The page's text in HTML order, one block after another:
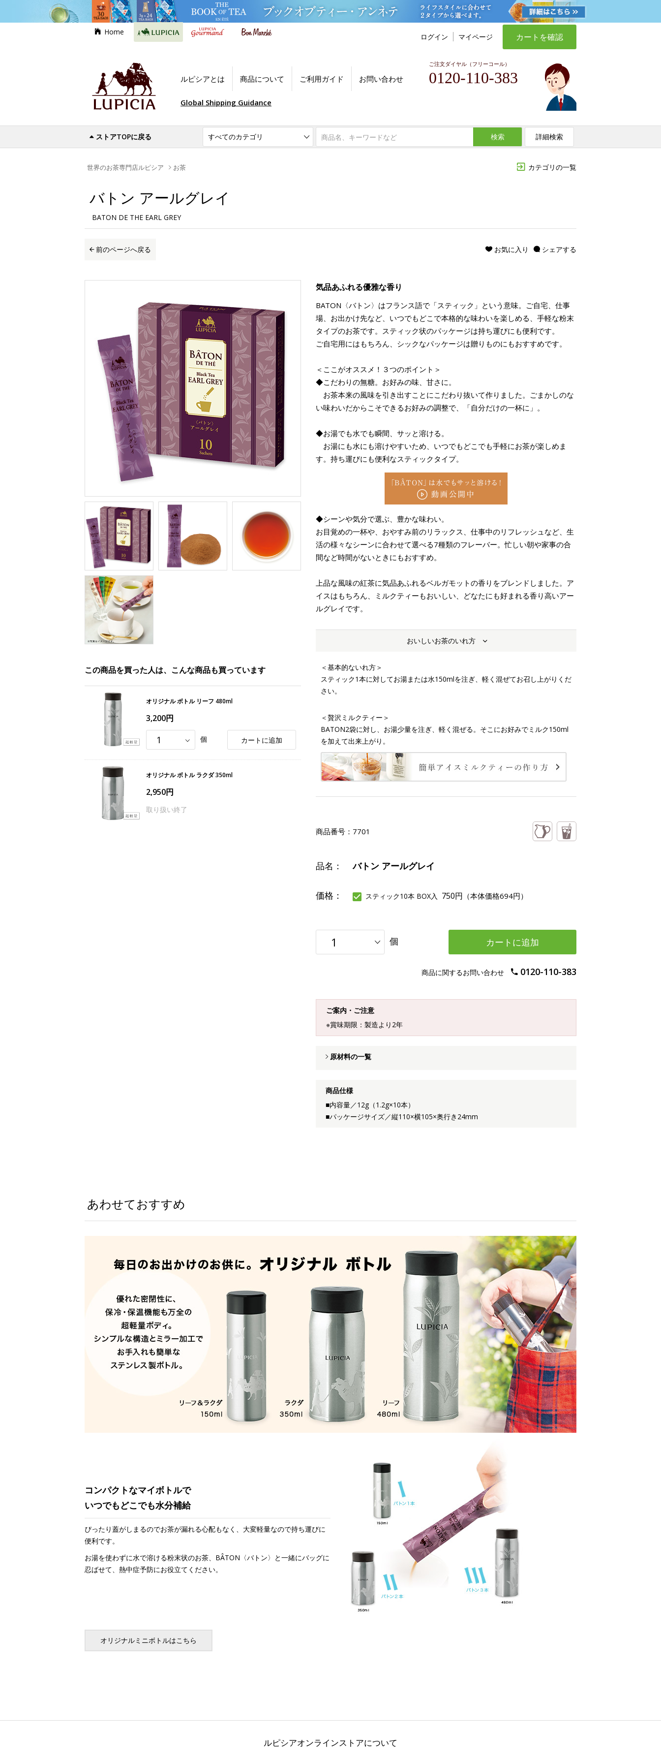
Home
ログイン マイページ カートを確認
ルピシアとは 商品について ご利用ガイド お問い合わせ
ご注文ダイヤル（フリーコール）
0120-110-383
Global Shipping Guidance
ストアTOPに戻る 検索 詳細検索
カテゴリの一覧
世界のお茶専門店ルピシア お茶
バトン アールグレイ
BATON DE THE EARL GREY
前のページへ戻る シェアする
お気に入り
気品あふれる優雅な香り
BATON〈バトン〉はフランス語で「スティック」という意味。ご自宅、仕事
場、お出かけ先など、いつでもどこで本格的な味わいを楽しめる、手軽な粉末
タイプのお茶です。スティック状のパッケージは持ち運びにも便利です。
ご自宅用にはもちろん、シックなパッケージは贈りものにもおすすめです。
＜ここがオススメ！３つのポイント＞
◆こだわりの無糖。お好みの味、甘さに。
お茶本来の風味を引き出すことにこだわり抜いて作りました。ごまかしのな
い味わいだからこそできるお好みの調整で、「自分だけの一杯に」。
◆お湯でも水でも瞬間、サッと溶ける。
お湯にも水にも溶けやすいため、いつでもどこでも手軽にお茶が楽しめま
す。持ち運びにも便利なスティックタイプ。
◆シーンや気分で選ぶ、豊かな味わい。
お目覚めの一杯や、おやすみ前のリラックス、仕事中のリフレッシュなど、生
活の様々なシーンに合わせて選べる7種類のフレーバー。忙しい朝や家事の合
間など時間がないときにもおすすめ。
上品な風味の紅茶に気品あふれるベルガモットの香りをブレンドしました。ア
イスはもちろん、ミルクティーもおいしい、どなたにも好まれる香り高いアー
ルグレイです。
おいしいお茶のいれ方
＜基本的ないれ方＞
スティック1本に対してお湯または水150mlを注ぎ、軽く混ぜてお召し上がりくだ
さい。
＜贅沢ミルクティー＞
BATON2袋に対し、お湯少量を注ぎ、軽く混ぜる。そこにお好みでミルク150ml
を加えて出来上がり。
商品番号： 7701
品名： バトン アールグレイ
価格： スティック10本 BOX入 750円 （本体価格694円）
個 カートに追加
商品に関するお問い合わせ 0120-110-383
ご案内・ご注意
※賞味期限：製造より2年
原材料の一覧
商品仕様
■内容量／12g（1.2g×10本）
■パッケージサイズ／縦110×横105×奥行き24mm
この商品を買った人は、こんな商品も買っています
オリジナル ボトル リーフ 480ml
3,200円
個 カートに追加
オリジナル ボトル ラクダ 350ml
2,950円
取り扱い終了
あわせておすすめ
コンパクトなマイボトルで
いつでもどこでも水分補給
ぴったり蓋がしまるのでお茶が漏れる心配もなく、大変軽量なので持ち運びに
便利です。
お湯を使わずに水で溶ける粉末状のお茶、BÂTON〈バトン〉と一緒にバッグに
忍ばせて、熱中症予防にお役立てください。
オリジナルミニボトルはこちら
ルピシアオンラインストアについて